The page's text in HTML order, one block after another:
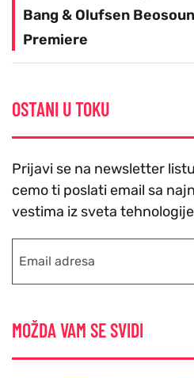
Bang & Olufsen
Premiere
OSTANI U TOKU
Prijavi se na newsletter
cemo ti poslati email sa
vestima iz sveta
MOŽDA VAM SE SVIDI